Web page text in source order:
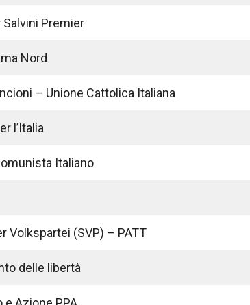
Salvini Premier
Nord
– Unione Cattolica Italiana
l’Italia
Italiano
Volkspartei (SVP) – PATT
delle libertà